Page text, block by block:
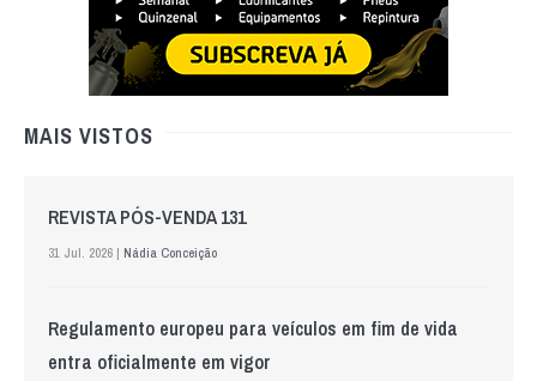
MAIS VISTOS
REVISTA PÓS-VENDA 131
31 Jul. 2026 | Nádia Conceição
Regulamento europeu para veículos em fim de vida
entra oficialmente em vigor